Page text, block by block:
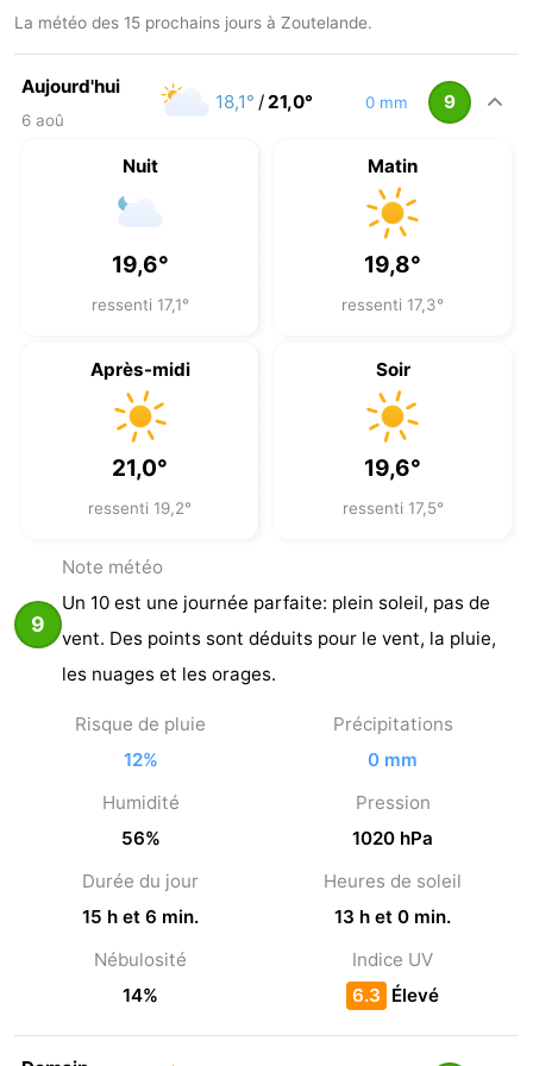
La météo des 15 prochains jours à Zoutelande.
Aujourd'hui
6 aoû
18,1° /21,0° 0 mm 9
Nuit
19,6°
ressenti 17,1°
Matin
19,8°
ressenti 17,3°
Après-midi
21,0°
ressenti 19,2°
Soir
19,6°
ressenti 17,5°
9
Note météo
Un 10 est une journée parfaite: plein soleil, pas de
vent. Des points sont déduits pour le vent, la pluie,
les nuages et les orages.
Risque de pluie
12%
Précipitations
0 mm
Humidité
56%
Pression
1020 hPa
Durée du jour
15 h et 6 min.
Heures de soleil
13 h et 0 min.
Nébulosité
14%
Indice UV
6.3 Élevé